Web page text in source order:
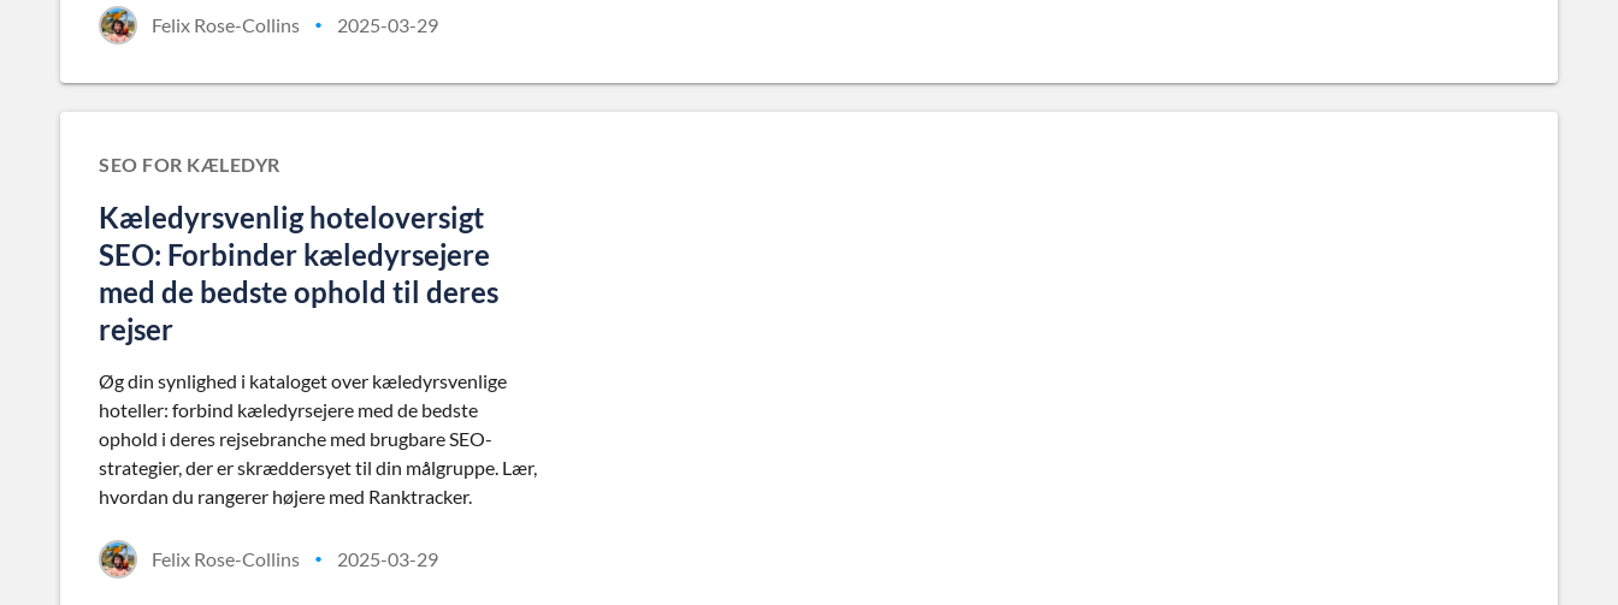
Felix Rose-Collins • 2025-03-29
SEO FOR KÆLEDYR
Kæledyrsvenlig hoteloversigt
SEO: Forbinder kæledyrsejere
med de bedste ophold til deres
rejser
Øg din synlighed i kataloget over kæledyrsvenlige
hoteller: forbind kæledyrsejere med de bedste
ophold i deres rejsebranche med brugbare SEO-
strategier, der er skræddersyet til din målgruppe. Lær,
hvordan du rangerer højere med Ranktracker.
Felix Rose-Collins • 2025-03-29